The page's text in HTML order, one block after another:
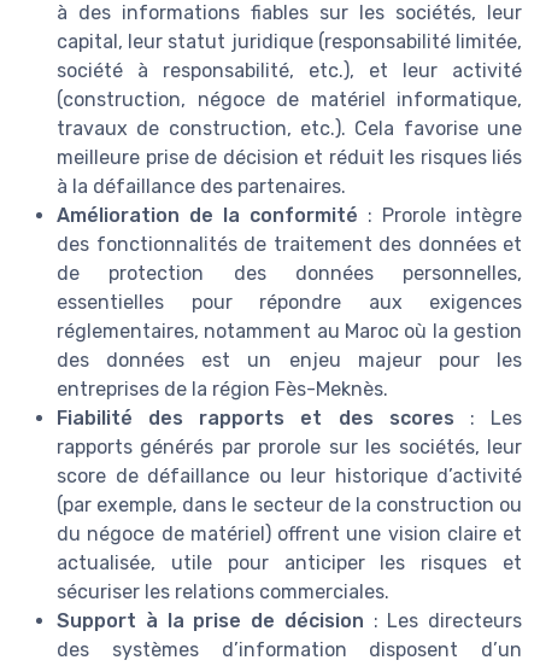
à des informations fiables sur les sociétés, leur
capital, leur statut juridique (responsabilité limitée,
société à responsabilité, etc.), et leur activité
(construction, négoce de matériel informatique,
travaux de construction, etc.). Cela favorise une
meilleure prise de décision et réduit les risques liés
à la défaillance des partenaires.
Amélioration de la conformité : Prorole intègre
des fonctionnalités de traitement des données et
de protection des données personnelles,
essentielles pour répondre aux exigences
réglementaires, notamment au Maroc où la gestion
des données est un enjeu majeur pour les
entreprises de la région Fès-Meknès.
Fiabilité des rapports et des scores : Les
rapports générés par prorole sur les sociétés, leur
score de défaillance ou leur historique d’activité
(par exemple, dans le secteur de la construction ou
du négoce de matériel) offrent une vision claire et
actualisée, utile pour anticiper les risques et
sécuriser les relations commerciales.
Support à la prise de décision : Les directeurs
des systèmes d’information disposent d’un